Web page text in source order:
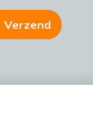
Verzend